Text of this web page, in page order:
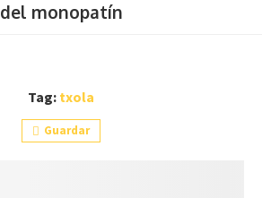
del monopatín
Tag: txola
Guardar